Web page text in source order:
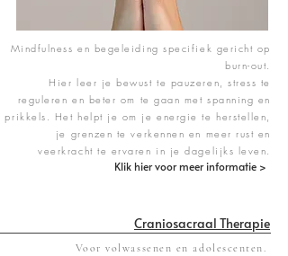
Mindfulness en begeleiding specifiek gericht op
burn-out.
Hier leer je bewust te pauzeren, stress te
reguleren en beter om te gaan met spanning en
prikkels. Het helpt je om je energie te herstellen,
je grenzen te verkennen en meer rust en
veerkracht te ervaren in je dagelijks leven.
Klik hier voor meer informatie >
Craniosacraal Therapie
Voor volwassenen en adolescenten.